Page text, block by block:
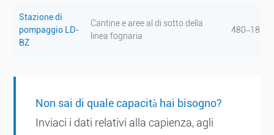
Stazione di
pompaggio LD-
BZ
Cantine e aree al di sotto della
linea fognaria
Non sai di quale capacità hai bisogno?
Inviaci i dati relativi alla capienza, agli